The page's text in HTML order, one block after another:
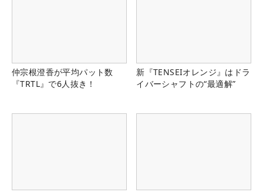
仲宗根澄香が平均パット数
『TRTL』で6人抜き！
新『TENSEIオレンジ』はドラ
イバーシャフトの“最適解”